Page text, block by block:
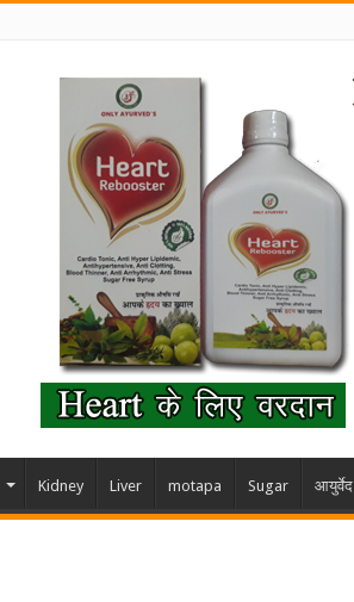
Kidney Liver motapa Sugar आयुर्वेद